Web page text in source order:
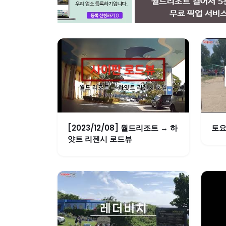
[2023/12/08] 월드리조트 → 하
얏트 리젠시 로드뷰
토